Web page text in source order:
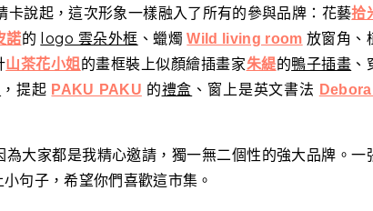
卡說起，這次形象一樣融入了所有的參與品牌：花藝拾
諾的 logo 雲朵外框 、蠟燭Wild living room 放窗角、
山茶花小姐 的畫框裝上似顏繪插畫家朱緹的鴨子插畫 、
，提起 PAKU PAKU 的禮盒 、窗上是英文書法
大家都是我精心邀請，獨一無二個性的強大品牌。一
句子，希望你們喜歡這市集。